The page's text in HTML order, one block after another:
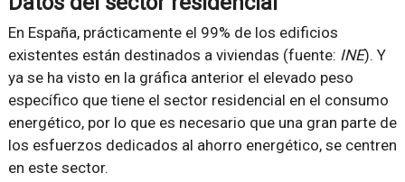
En España, prácticamente el 99% de los edificios
existentes están destinados a viviendas (fuente: INE). Y
ya se ha visto en la gráfica anterior el elevado peso
específico que tiene el sector residencial en el consumo
energético, por lo que es necesario que una gran parte de
los esfuerzos dedicados al ahorro energético, se centren
en este sector.